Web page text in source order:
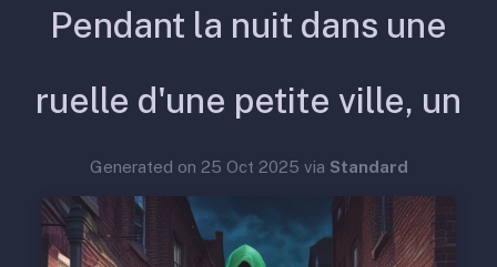
Pendant la nuit dans une
ruelle d'une petite ville, un
Generated on 25 Oct 2025 via Standard